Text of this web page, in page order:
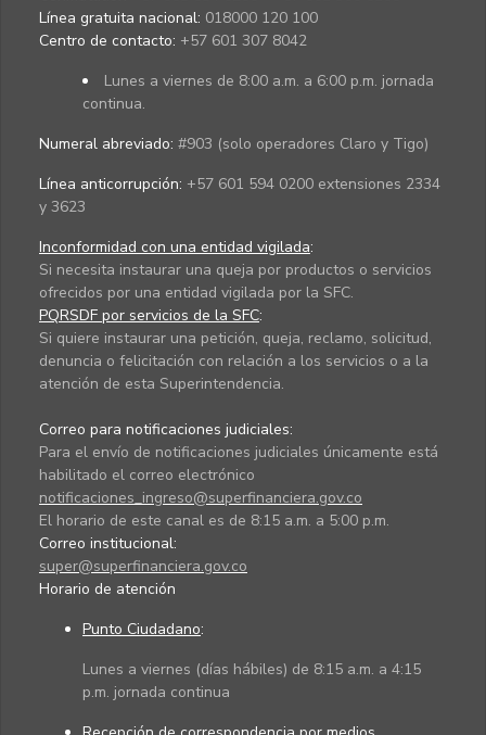
Línea gratuita nacional: 018000 120 100
Centro de contacto: +57 601 307 8042
Lunes a viernes de 8:00 a.m. a 6:00 p.m. jornada
continua.
Numeral abreviado: #903 (solo operadores Claro y Tigo)
Línea anticorrupción: +57 601 594 0200 extensiones 2334
y 3623
Inconformidad con una entidad vigilada:
Si necesita instaurar una queja por productos o servicios
ofrecidos por una entidad vigilada por la SFC.
PQRSDF por servicios de la SFC:
Si quiere instaurar una petición, queja, reclamo, solicitud,
denuncia o felicitación con relación a los servicios o a la
atención de esta Superintendencia.
Correo para notificaciones judiciales:
Para el envío de notificaciones judiciales únicamente está
habilitado el correo electrónico
notificaciones_ingreso@superfinanciera.gov.co
El horario de este canal es de 8:15 a.m. a 5:00 p.m.
Correo institucional:
super@superfinanciera.gov.co
Horario de atención
Punto Ciudadano:
Lunes a viernes (días hábiles) de 8:15 a.m. a 4:15
p.m. jornada continua